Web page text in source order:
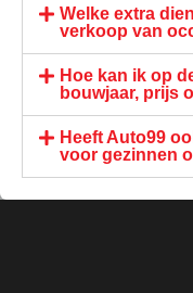
Welke extra
verkoop van
Hoe kan ik op
bouwjaar, prijs
Heeft Auto99
voor gezinnen